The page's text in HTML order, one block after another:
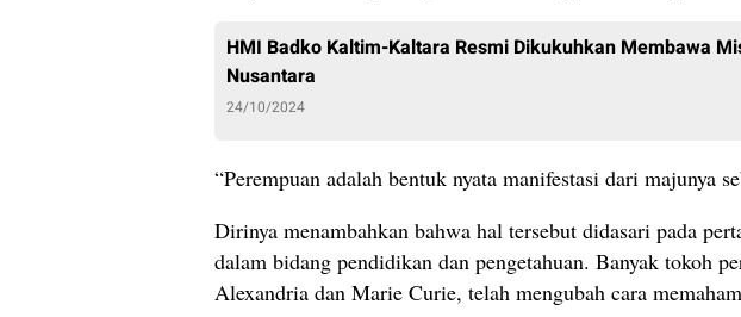
HMI Badko Kaltim-Kaltara Resmi Dikukuhkan Membawa
Nusantara
24/10/2024
“Perempuan adalah bentuk nyata manifestasi dari majunya
Dirinya menambahkan bahwa hal tersebut didasari pada
dalam bidang pendidikan dan pengetahuan. Banyak tokoh
Alexandria dan Marie Curie, telah mengubah cara